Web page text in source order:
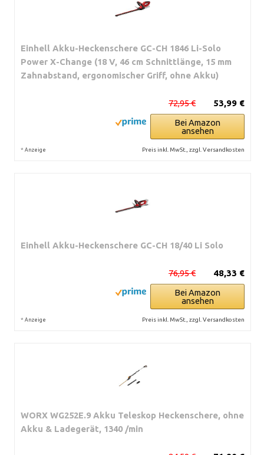
Einhell Akku-Heckenschere GC-CH 1846 Li-Solo
Power X-Change (18 V, 46 cm Schnittlänge, 15 mm
Zahnabstand, ergonomischer Griff, ohne Akku)
53,99 €
72,95 €
Bei Amazon
ansehen
* Anzeige Preis inkl. MwSt., zzgl. Versandkosten
Einhell Akku-Heckenschere GC-CH 18/40 Li Solo
48,33 €
76,95 €
Bei Amazon
ansehen
* Anzeige Preis inkl. MwSt., zzgl. Versandkosten
WORX WG252E.9 Akku Teleskop Heckenschere, ohne
Akku & Ladegerät, 1340 /min